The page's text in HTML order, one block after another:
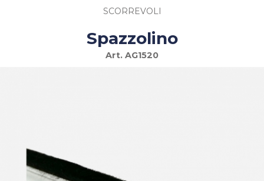
SCORREVOLI
Spazzolino
Art. AG1520